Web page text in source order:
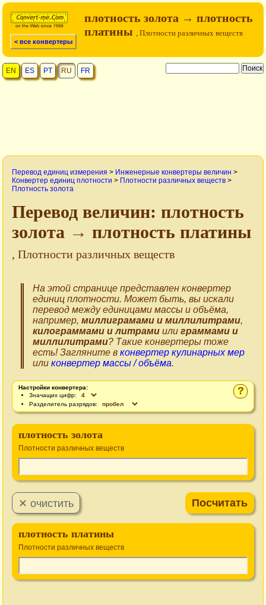
< все конвертеры
плотность золота → плотность
платины , Плотности различных веществ
EN ES PT RU FR
Перевод единиц измерения > Инженерные конвертеры величин >
Конвертер единиц плотности > Плотности различных веществ >
Плотность золота
Перевод величин: плотность
золота → плотность платины
, Плотности различных веществ
На этой странице представлен конвертер
единиц плотности. Может быть, вы искали
перевод между единицами массы и объёма,
например, миллиграмами и миллилитрами,
килограммами и литрами или граммами и
миллилитрами? Такие конвертеры тоже
есть! Загляните в конвертер кулинарных мер
или конвертер массы / объёма.
?
Настройки конвертера:
Значащих цифр:
Разделитель разрядов:
плотность золота
Плотности различных веществ
плотность платины
Плотности различных веществ